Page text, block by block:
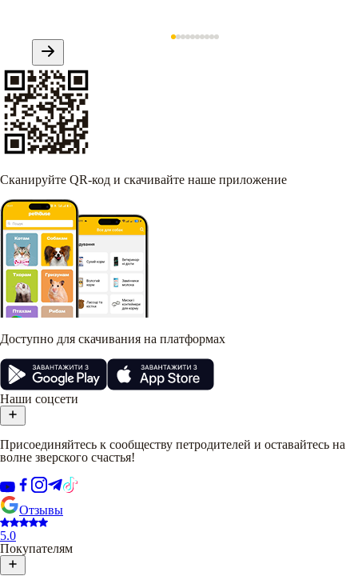
Сканируйте QR-код и скачивайте наше приложение
Доступно для скачивания на платформах
Наши соцсети
Присоединяйтесь к сообществу петродителей и оставайтесь на
волне зверского счастья!
Отзывы
5.0
Покупателям